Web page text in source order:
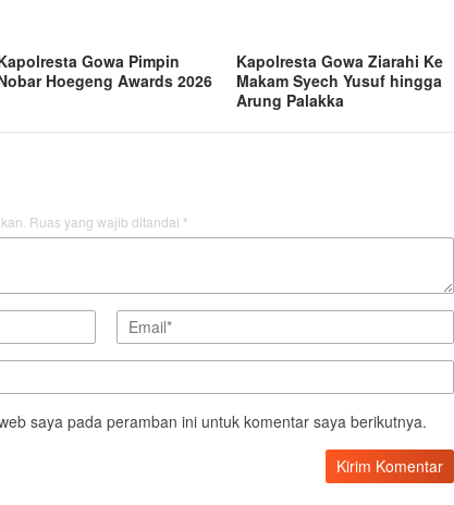
Gowa Pimpin
Hoegeng Awards 2026
Kapolresta Gowa Ziarahi Ke
Makam Syech Yusuf hingga
Arung Palakka
Ruas yang wajib ditandai *
saya pada peramban ini untuk komentar saya berikutnya.